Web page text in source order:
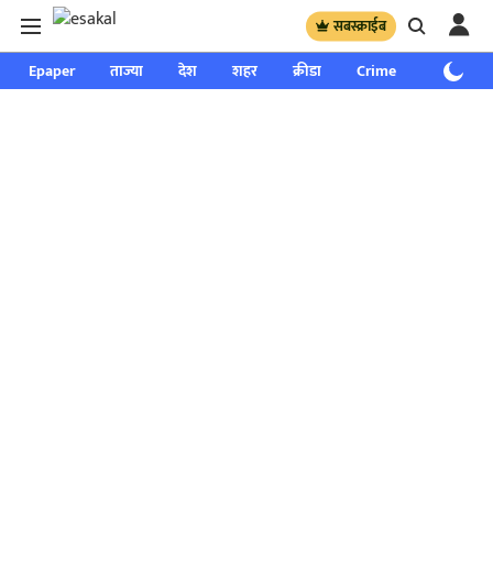
सबस्क्राईब
Epaper ताज्या देश शहर क्रीडा Crime साप्ताहिक